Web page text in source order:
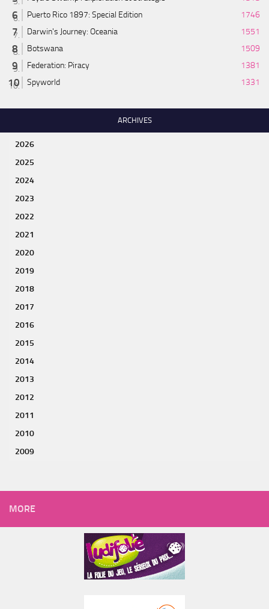
Puerto Rico 1897: Special Edition
1746
Darwin's Journey: Oceania
1551
Botswana
1509
Federation: Piracy
1381
Spyworld
1331
ARCHIVES
2026
2025
2024
2023
2022
2021
2020
2019
2018
2017
2016
2015
2014
2013
2012
2011
2010
2009
MORE